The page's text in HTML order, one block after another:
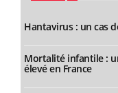
Hantavirus : un cas
Mortalité infantile :
élevé en France